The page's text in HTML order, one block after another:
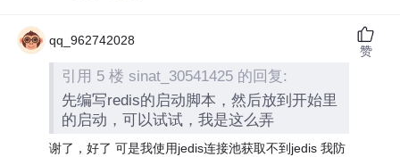
qq_962742028
引用 5 楼 sinat_30541425 的回复:
先编写redis的启动脚本，然后放到开始里
的启动，可以试试，我是这么弄
谢了，好了 可是我使用jedis连接池获取不到jedis 我防
赞